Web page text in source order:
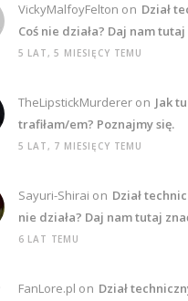
VickyMalfoyFelton on Dział
Coś nie działa? Daj nam tutaj
5 LAT, 5 MIESIĘCY TEMU
TheLipstickMurdereron Jak tu
trafiłam/em? Poznajmy się.
5 LAT, 7 MIESIĘCY TEMU
Sayuri-Shirai on Dział
nie działa? Daj nam tutaj
6 LAT TEMU
FanLore.pl on Dział